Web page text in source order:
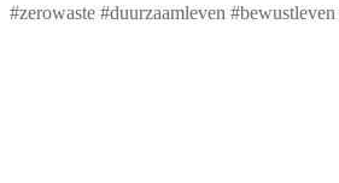
#zerowaste #duurzaamleven